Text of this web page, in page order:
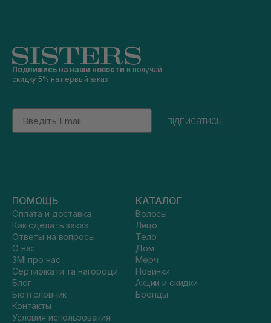
Подпишись на наши новости и получай
скидку 5% на первый заказ
Email
підписатись
ПОМОЩЬ
Оплата и доставка
Как сделать заказ
Ответы на вопросы
О нас
ЗМІ про нас
Сертифікати та нагороди
Блог
Бюті словник
Контакты
Условия использования
КАТАЛОГ
Волосы
Лицо
Тело
Дом
Мерч
Новинки
Акции и скидки
Бренды